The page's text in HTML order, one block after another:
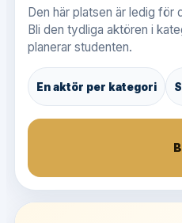
Den här platsen är ledig för
Bli den tydliga aktören i
planerar studenten.
En aktör per kategori